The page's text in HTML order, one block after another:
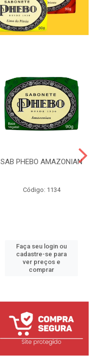
SAB PHEBO AMAZONIAN
Código: 1134
Faça seu login ou
cadastre-se para
ver preços e
comprar